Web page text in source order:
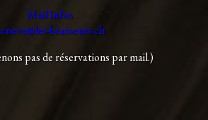
Mail Infos
brasseurs.ch
pas de réservations par mail.)